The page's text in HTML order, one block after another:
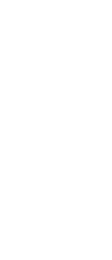
stolní